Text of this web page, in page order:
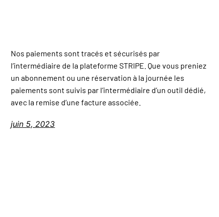
Nos paiements sont tracés et sécurisés par
l’intermédiaire de la plateforme STRIPE. Que vous preniez
un abonnement ou une réservation à la journée les
paiements sont suivis par l’intermédiaire d’un outil dédié,
avec la remise d’une facture associée.
juin 5, 2023